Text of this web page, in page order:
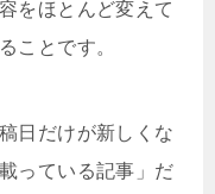
をほとんど変えて
ことです。
日だけが新しくな
っている記事」だ